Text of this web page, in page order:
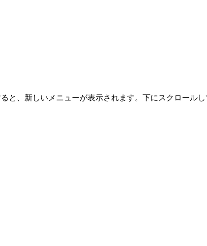
ると、新しいメニューが表示されます。下にスクロール